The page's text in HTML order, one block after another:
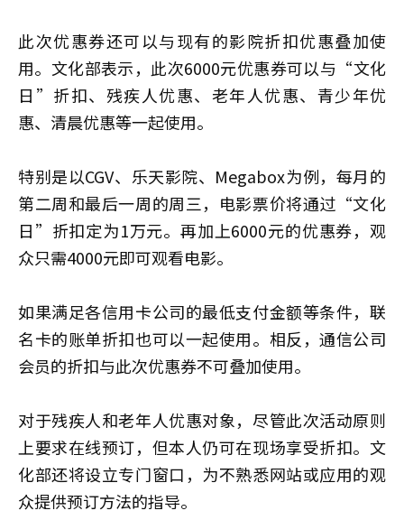
此次优惠券还可以与现有的影院折扣优惠叠加使
用。文化部表示，此次6000元优惠券可以与“文化
日”折扣、残疾人优惠、老年人优惠、青少年优
惠、清晨优惠等一起使用。
特别是以CGV、乐天影院、Megabox为例，每月的
第二周和最后一周的周三，电影票价将通过“文化
日”折扣定为1万元。再加上6000元的优惠券，观
众只需4000元即可观看电影。
如果满足各信用卡公司的最低支付金额等条件，联
名卡的账单折扣也可以一起使用。相反，通信公司
会员的折扣与此次优惠券不可叠加使用。
对于残疾人和老年人优惠对象，尽管此次活动原则
上要求在线预订，但本人仍可在现场享受折扣。文
化部还将设立专门窗口，为不熟悉网站或应用的观
众提供预订方法的指导。